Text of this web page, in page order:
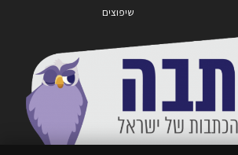
שיפוצים